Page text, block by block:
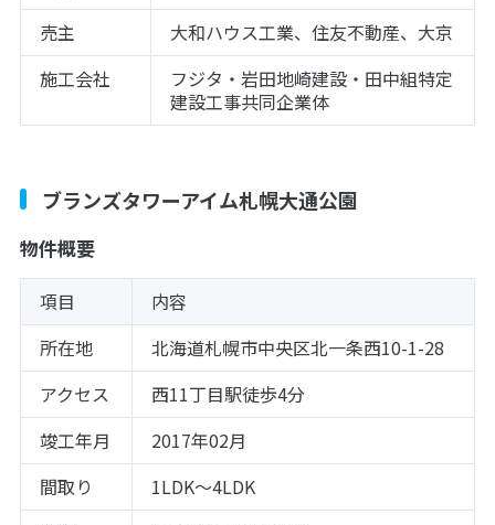
売主
大和ハウス工業、住友不動産、大京
施工会社
フジタ・岩田地崎建設・田中組特定
建設工事共同企業体
ブランズタワーアイム札幌大通公園
物件概要
項目
内容
所在地
北海道札幌市中央区北一条西10-1-28
アクセス
西11丁目駅徒歩4分
竣工年月
2017年02月
間取り
1LDK～4LDK